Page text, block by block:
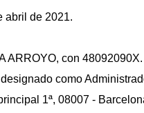
abril de 2021.
ARROYO, con 48092090X.
como
1ª, 08007 -